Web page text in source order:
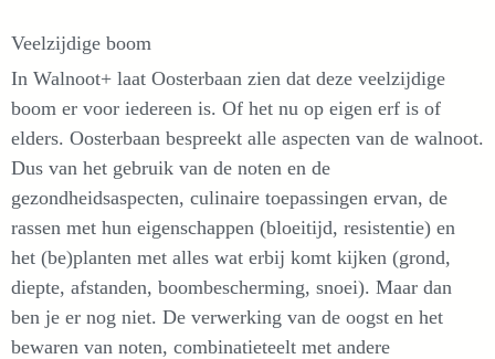
Veelzijdige boom
In Walnoot+ laat Oosterbaan zien dat deze veelzijdige
boom er voor iedereen is. Of het nu op eigen erf is of
elders. Oosterbaan bespreekt alle aspecten van de walnoot.
Dus van het gebruik van de noten en de
gezondheidsaspecten, culinaire toepassingen ervan, de
rassen met hun eigenschappen (bloeitijd, resistentie) en
het (be)planten met alles wat erbij komt kijken (grond,
diepte, afstanden, boombescherming, snoei). Maar dan
ben je er nog niet. De verwerking van de oogst en het
bewaren van noten, combinatieteelt met andere